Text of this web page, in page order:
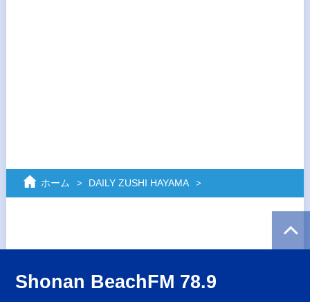
ホーム DAILY ZUSHI HAYAMA
Shonan BeachFM 78.9